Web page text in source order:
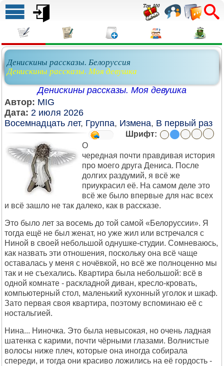
Денискины рассказы. Белоруссия
Денискины рассказы. Моя девушка
Денискины рассказы. Моя девушка
Автор: MIG
Дата: 2 июля 2026
Восемнадцать лет, Группа, Измена, В первый раз
Шрифт:
О
чередная почти правдивая история
про моего друга Дениса. После
долгих раздумий, я всё же
приукрасил её. На самом деле это
всё же было впервые для нас всех
и всё зашло не так далеко, как в рассказе.
Это было лет за восемь до той самой «Белоруссии». Я
тогда ещё не был женат, но уже жил или встречался с
Ниной в своей небольшой однушке-студии. Сомневаюсь,
как назвать эти отношения, поскольку она всё чаще
оставалась у меня с ночёвкой, но всё же полноценно мы
так и не съехались. Квартира была небольшой: всё в
одной комнате - раскладной диван, кресло-кровать,
компьютерный стол, маленький кухонный уголок и шкаф.
Зато первая своя квартира, поэтому вспоминаю её с
ностальгией.
Нина... Ниночка. Это была невысокая, но очень ладная
шатенка с карими, почти чёрными глазами. Волнистые
волосы ниже плеч, которые она иногда собирала
спереди, и тогда они красиво ложились на её гордость -